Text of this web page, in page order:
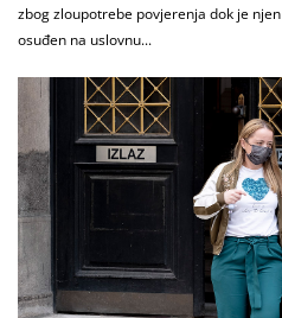
zbog zloupotrebe povjerenja dok je
osuđen na uslovnu...